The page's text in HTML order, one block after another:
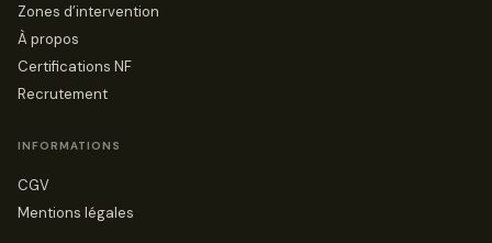
Zones d’intervention
À propos
Certifications NF
Recrutement
INFORMATIONS
CGV
Mentions légales